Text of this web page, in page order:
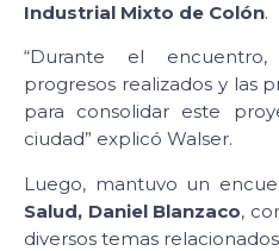
Industrial Mixto de Colón.
“Durante el
progresos realizados y las
para consolidar este
ciudad” explicó Walser.
Luego, mantuvo un
Salud, Daniel Blanzaco,
diversos temas